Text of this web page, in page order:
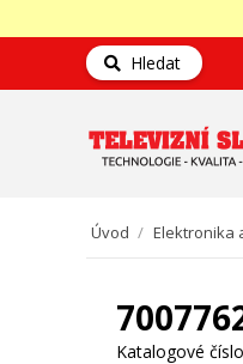
Hledat
Úvod / Elektronika
Katalogové